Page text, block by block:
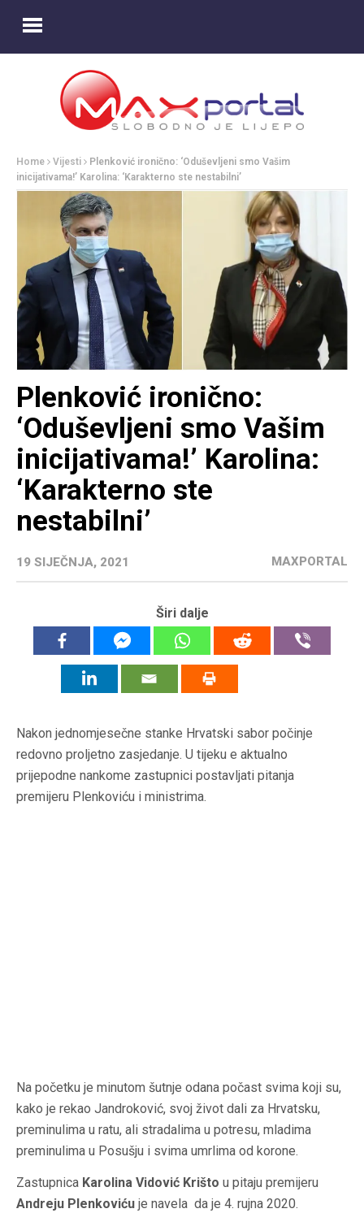
Home Vijesti
Plenković ironično: ‘Oduševljeni smo Vašim
inicijativama!’ Karolina: ‘Karakterno ste nestabilni’
Plenković ironično:
‘Oduševljeni smo Vašim
inicijativama!’ Karolina:
‘Karakterno ste
nestabilni’
19 SIJEČNJA, 2021 MAXPORTAL
Širi dalje
Nakon jednomjesečne stanke Hrvatski sabor počinje
redovno proljetno zasjedanje. U tijeku e aktualno
prijepodne nankome zastupnici postavljati pitanja
premijeru Plenkoviću i ministrima.
Na početku je minutom šutnje odana počast svima koji su,
kako je rekao Jandroković, svoj život dali za Hrvatsku,
preminulima u ratu, ali stradalima u potresu, mladima
preminulima u Posušju i svima umrlima od korone.
Zastupnica Karolina Vidović Krišto u pitaju premijeru
Andreju Plenkoviću je navela da je 4. rujna 2020.